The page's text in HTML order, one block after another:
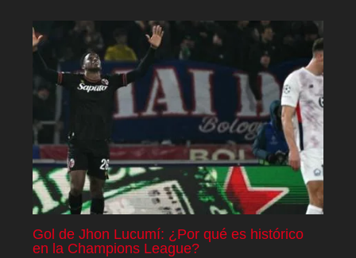
Gol de Jhon Lucumí: ¿Por qué es histórico
en la Champions League?